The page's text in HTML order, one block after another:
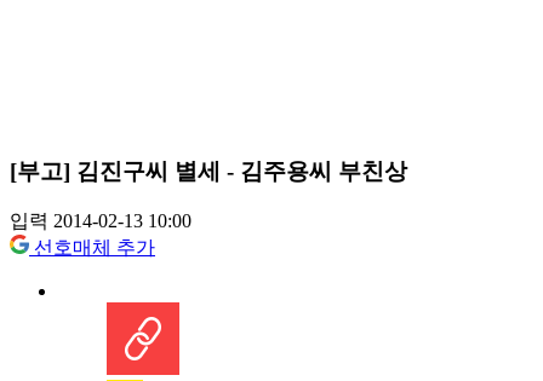
[부고] 김진구씨 별세 - 김주용씨 부친상
입력 2014-02-13 10:00
선호매체 추가